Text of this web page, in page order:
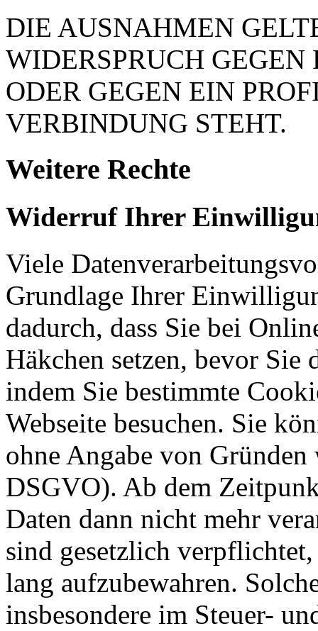
DIE AUSNAHMEN
WIDERSPRUCH
ODER GEGEN EIN
VERBINDUNG STEHT.
Weitere Rechte
Widerruf Ihrer
Viele
Grundlage Ihrer
dadurch, dass Sie bei
Häkchen setzen, bevor Sie
indem Sie bestimmte
Webseite besuchen. Sie
ohne Angabe von
DSGVO). Ab dem
Daten dann nicht mehr
sind gesetzlich
lang aufzubewahren.
insbesondere im Steuer-